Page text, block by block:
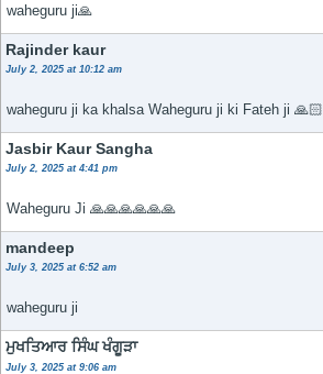
waheguru ji🙏
Rajinder kaur
July 2, 2025 at 10:12 am
waheguru ji ka khalsa Waheguru ji ki Fateh ji 🙏🏻
Jasbir Kaur Sangha
July 2, 2025 at 4:41 pm
Waheguru Ji 🙏🙏🙏🙏🙏🙏
mandeep
July 3, 2025 at 6:52 am
waheguru ji
ਮੁਖਤਿਆਰ ਸਿੰਘ ਖੰਗੂੜਾ
July 3, 2025 at 9:06 am